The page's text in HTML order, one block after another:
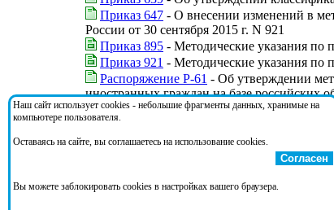
Приказ 647 - О внесении изменений в
России от 30 сентября 2015 г. N 921
Приказ 895 - Методические указания по
Приказ 921 - Методические указания по
Распоряжение Р-61 - Об утверждении
иностранных граждан на базе российских
СП 285.1325800.2016- Стадионы
- Спортивные
СП 390.1325800.2018- Здания и
- Сооружения
- Сооружения
Наш сайт использует cookies - небольшие фрагменты данных, хранимые на
компьютере пользователя.
Оставаясь на сайте, вы соглашаетесь на использование cookies.
Согласен
Вы можете заблокировать cookies в настройках вашего браузера.